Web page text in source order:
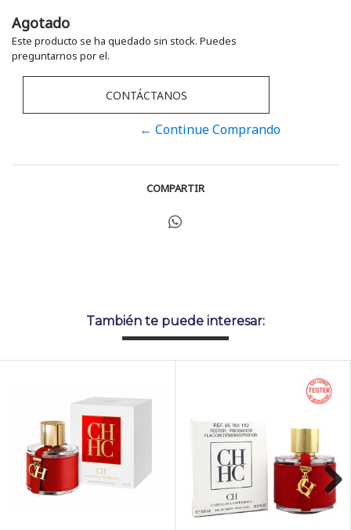
Agotado
Este producto se ha quedado sin stock. Puedes
preguntarnos por el.
CONTÁCTANOS
← Continue Comprando
COMPARTIR
También te puede interesar:
Next